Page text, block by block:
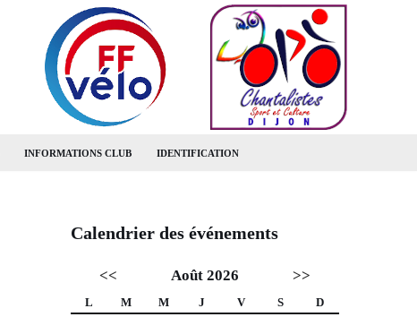
INFORMATIONS CLUB IDENTIFICATION
Calendrier des événements
<< Août 2026 >>
L M M J V S
D